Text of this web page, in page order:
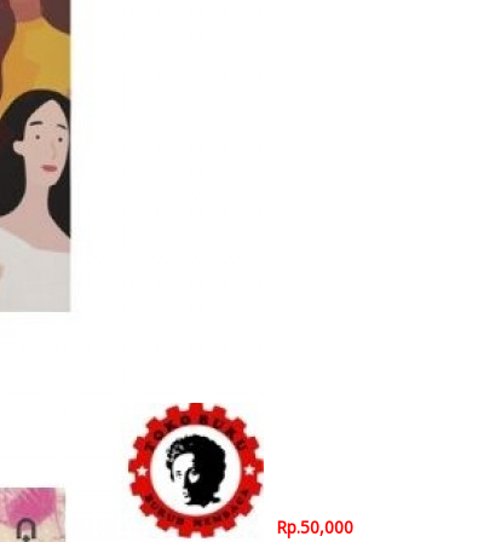
Rp.50,000